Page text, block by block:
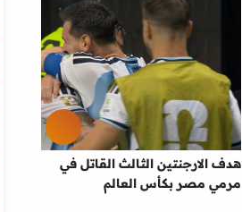
هدف الارجنتين الثالث القاتل في
مرمي مصر بكأس العالم